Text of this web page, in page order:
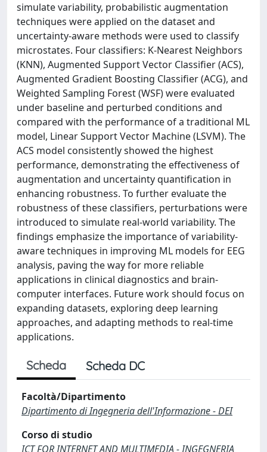
simulate variability, probabilistic augmentation
techniques were applied on the dataset and
uncertainty-aware methods were used to classify
microstates. Four classifiers: K-Nearest Neighbors
(KNN), Augmented Support Vector Classifier (ACS),
Augmented Gradient Boosting Classifier (ACG), and
Weighted Sampling Forest (WSF) were evaluated
under baseline and perturbed conditions and
compared with the performance of a traditional ML
model, Linear Support Vector Machine (LSVM). The
ACS model consistently showed the highest
performance, demonstrating the effectiveness of
augmentation and uncertainty quantification in
enhancing robustness. To further evaluate the
robustness of these classifiers, perturbations were
introduced to simulate real-world variability. The
findings emphasize the importance of variability-
aware techniques in improving ML models for EEG
analysis, paving the way for more reliable
applications in clinical diagnostics and brain-
computer interfaces. Future work should focus on
expanding datasets, exploring deep learning
approaches, and adapting methods to real-time
applications.
Scheda Scheda DC
Facoltà/Dipartimento
Dipartimento di Ingegneria dell'Informazione - DEI
Corso di studio
ICT FOR INTERNET AND MULTIMEDIA - INGEGNERIA